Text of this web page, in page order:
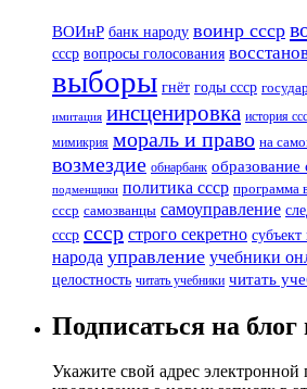
ВОИнР банк народу воинр ссср
ссср вопросы голосования
выборы гнёт годы ссср
имитация инсценировка история
мимикрия мораль и право на
возмездие обнарбанк образование
подменщики политика ссср программа
ссср самозванцы самоуправление
ссср ссср строго секретно
народа управление учебники
целостность читать учебники читать
Подписаться на блог
Укажите свой адрес